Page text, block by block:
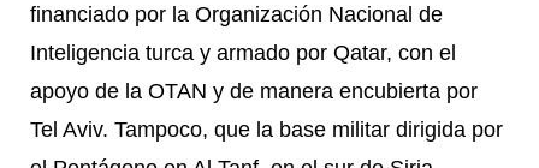
financiado por la Organización Nacional de
Inteligencia turca y armado por Qatar, con el
apoyo de la OTAN y de manera encubierta por
Tel Aviv. Tampoco, que la base militar dirigida por